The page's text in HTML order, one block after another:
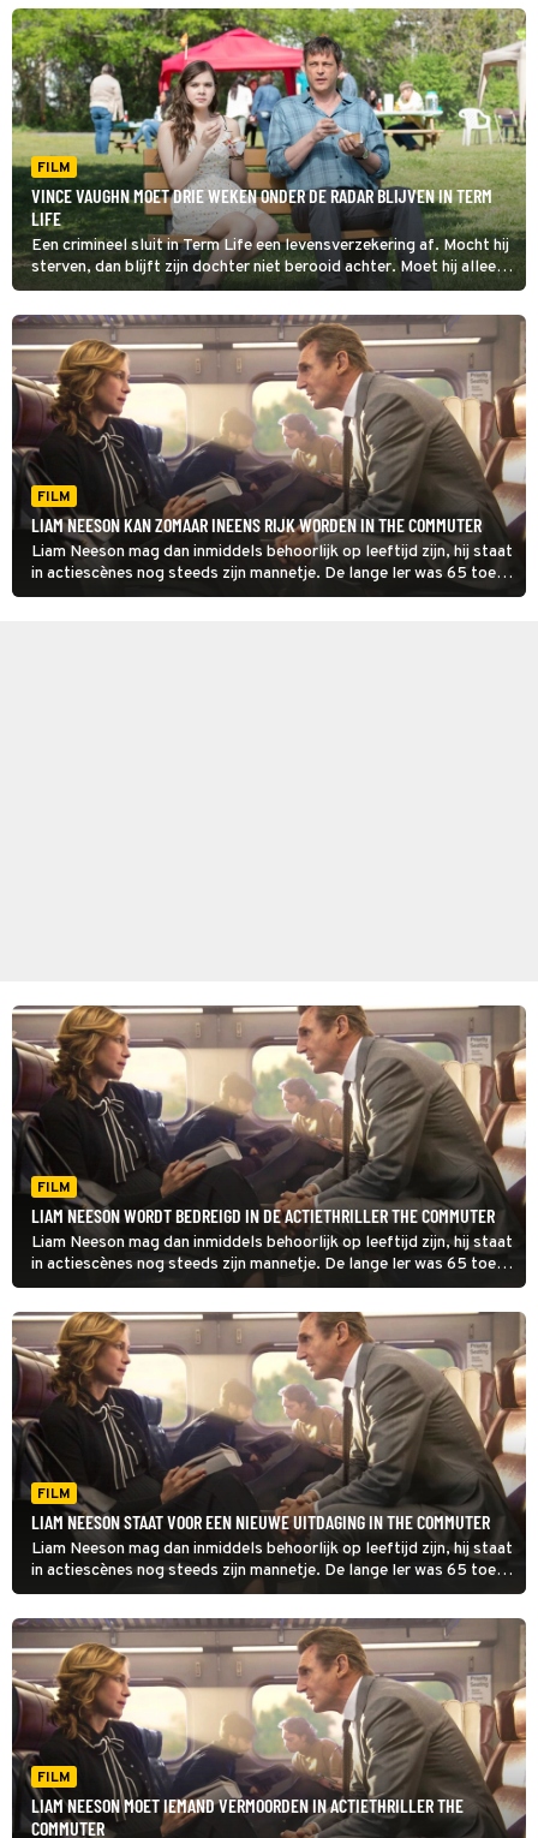
FILM
VINCE VAUGHN MOET DRIE WEKEN ONDER DE RADAR BLIJVEN IN TERM
LIFE
Een crimineel sluit in Term Life een levensverzekering af. Mocht hij
sterven, dan blijft zijn dochter niet berooid achter. Moet hij alleen
wel in leven blijven tot de polis ingaat.
FILM
LIAM NEESON KAN ZOMAAR INEENS RIJK WORDEN IN THE COMMUTER
Liam Neeson mag dan inmiddels behoorlijk op leeftijd zijn, hij staat
in actiescènes nog steeds zijn mannetje. De lange Ier was 65 toen
hij The Commuter maakte, maar dat zie je er niet aan af.
FILM
LIAM NEESON WORDT BEDREIGD IN DE ACTIETHRILLER THE COMMUTER
Liam Neeson mag dan inmiddels behoorlijk op leeftijd zijn, hij staat
in actiescènes nog steeds zijn mannetje. De lange Ier was 65 toen
hij The Commuter maakte, maar dat zie je er niet aan af.
FILM
LIAM NEESON STAAT VOOR EEN NIEUWE UITDAGING IN THE COMMUTER
Liam Neeson mag dan inmiddels behoorlijk op leeftijd zijn, hij staat
in actiescènes nog steeds zijn mannetje. De lange Ier was 65 toen
hij The Commuter maakte, maar dat zie je er niet aan af.
FILM
LIAM NEESON MOET IEMAND VERMOORDEN IN ACTIETHRILLER THE
COMMUTER